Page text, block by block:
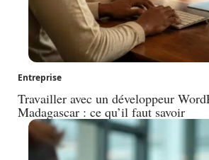
Entreprise
Travailler avec un développeur
Madagascar : ce qu’il faut savoir